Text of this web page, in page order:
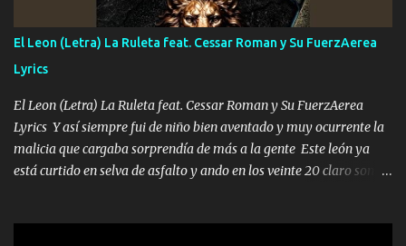
traigo El chiste es que hago lo que quiero pues así soy me mandó
yo tengo el control a todos yo les paro el dedo soy hocicon un
malcriado un malandrón Que Les importa no saben nada falsas
las risas las que me miran hay gente corriente no quieren ve...
El Leon (Letra) La Ruleta feat. Cessar Roman y Su FuerzAerea
Lyrics
El Leon (Letra) La Ruleta feat. Cessar Roman y Su FuerzAerea
Lyrics Y así siempre fui de niño bien aventado y muy ocurrente la
malicia que cargaba sorprendía de más a la gente Este león ya
está curtido en selva de asfalto y ando en los veinte 20 claro son